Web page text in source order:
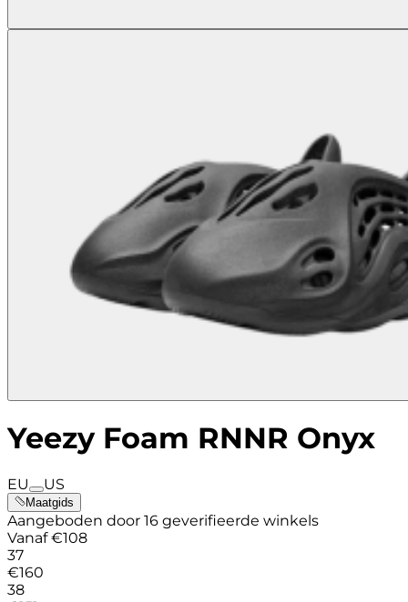
Yeezy Foam RNNR Onyx
EU US
Maatgids
Aangeboden door 16 geverifieerde winkels
Vanaf €108
37
€160
38